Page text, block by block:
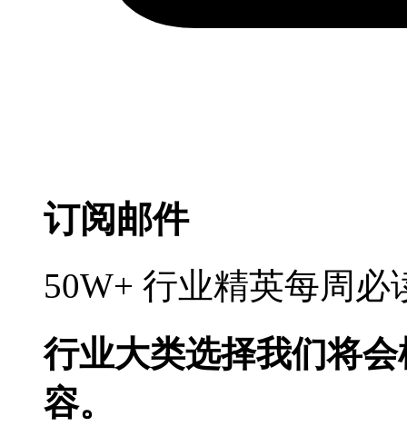
订阅邮件
50W+ 行业精英每周
行业大类选择我们将
容。